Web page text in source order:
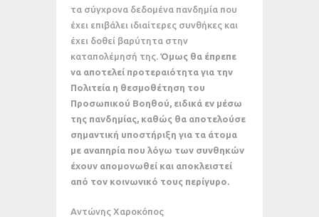
τα σύγχρονα δεδομένα πανδημία που
έχει επιβάλει ιδιαίτερες συνθήκες και
έχει δοθεί βαρύτητα στην
καταπολέμησή της. Όμως θα έπρεπε
να αποτελεί προτεραιότητα για την
Πολιτεία η θεσμοθέτηση του
Προσωπικού Βοηθού, ειδικά εν μέσω
της πανδημίας, καθώς θα αποτελούσε
σημαντική υποστήριξη για τα άτομα
με αναπηρία που λόγω των συνθηκών
έχουν απομονωθεί και αποκλειστεί
από τον κοινωνικό τους περίγυρο.
Αντώνης Χαροκόπος